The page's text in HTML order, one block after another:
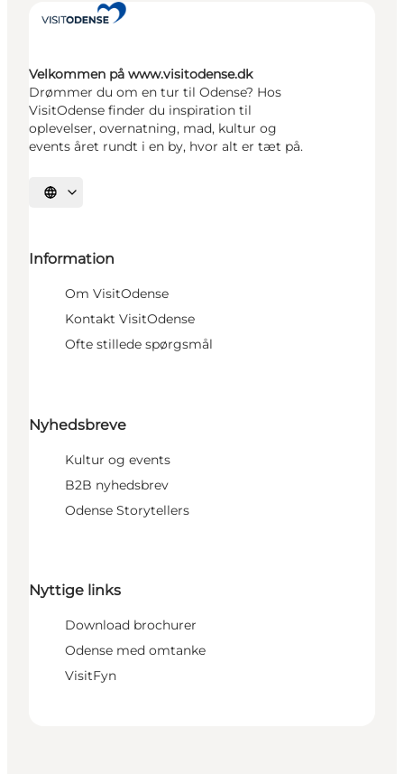
Velkommen på www.visitodense.dk
Drømmer du om en tur til Odense? Hos
VisitOdense finder du inspiration til
oplevelser, overnatning, mad, kultur og
events året rundt i en by, hvor alt er tæt på.
Vælg sprog
Information
Om VisitOdense
Kontakt VisitOdense
Ofte stillede spørgsmål
Nyhedsbreve
Kultur og events
B2B nyhedsbrev
Odense Storytellers
Nyttige links
Download brochurer
Odense med omtanke
VisitFyn